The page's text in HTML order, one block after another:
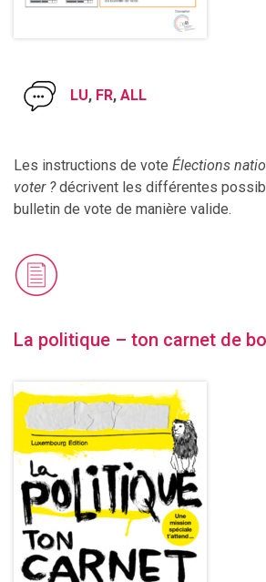
LU, FR, ALL
Les instructions de vote Élections
voter ?décrivent les différentes
bulletin de vote de manière valide.
La politique – ton carnet de